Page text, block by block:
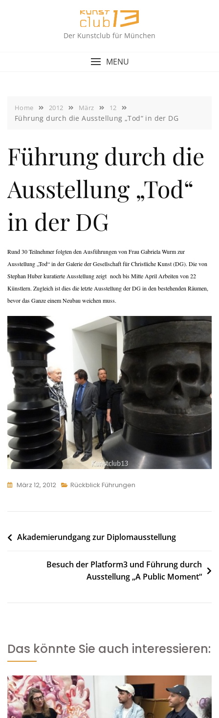
Der Kunstclub für München
MENU
Home 2012 März 12
Führung durch die Ausstellung „Tod“ in der DG
Führung durch die
Ausstellung „Tod“
in der DG
Rund 30 Teilnehmer folgten den Ausführungen von Frau Gabriela Wurm zur
Ausstellung „Tod“ in der Galerie der Gesellschaft für Christliche Kunst (DG). Die von
Stephan Huber kuratierte Ausstellung zeigt noch bis Mitte April Arbeiten von 22
Künstlern. Zugleich ist dies die letzte Ausstellung der DG in den bestehenden Räumen,
bevor das Ganze einem Neubau weichen muss.
März 12, 2012 Rückblick Führungen
Beitragsnavigation
Akademierundgang zur Diplomausstellung
Besuch der Platform3 und Führung durch
Ausstellung „A Public Moment“
Das könnte Sie auch interessieren: